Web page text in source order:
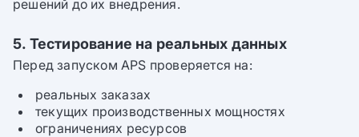
решений до их внедрения.
5. Тестирование на реальных данных
Перед запуском APS проверяется на:
реальных заказах
текущих производственных мощностях
ограничениях ресурсов